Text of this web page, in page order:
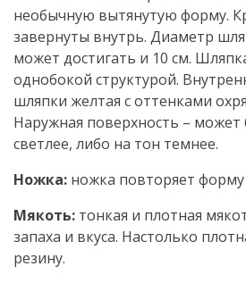
необычную вытянутую форму.
завернуты внутрь. Диаметр
может достигать и 10 см.
однобокой структурой.
шляпки желтая с оттенками
Наружная поверхность – может
светлее, либо на тон темнее.
Ножка: ножка повторяет
Мякоть: тонкая и плотная
запаха и вкуса. Настолько
резину.